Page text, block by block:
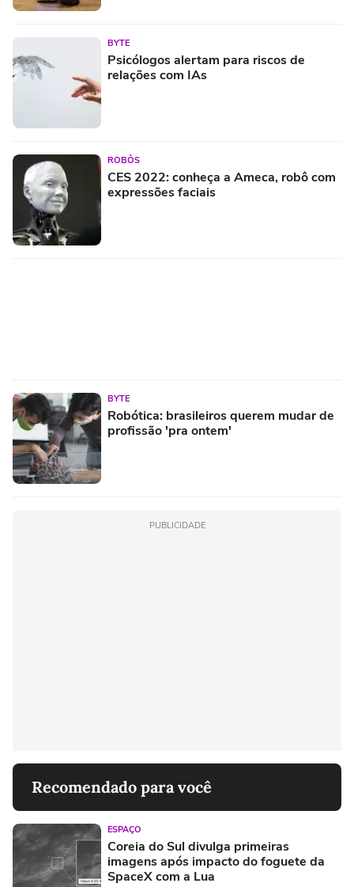
BYTE
Psicólogos alertam para riscos de
relações com IAs
ROBÔS
CES 2022: conheça a Ameca, robô com
expressões faciais
BYTE
Robótica: brasileiros querem mudar de
profissão 'pra ontem'
PUBLICIDADE
Recomendado para você
ESPAÇO
Coreia do Sul divulga primeiras
imagens após impacto do foguete da
SpaceX com a Lua